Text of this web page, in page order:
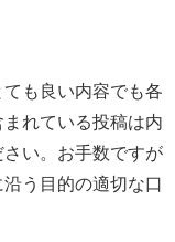
も良い内容でも各
れている投稿は内
い。お手数ですが
う目的の適切な口